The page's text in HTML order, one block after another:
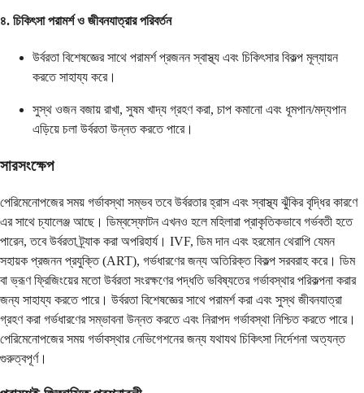
৪. চিকিৎসা পরামর্শ ও জীবনযাত্রার পরিবর্তন
উর্বরতা বিশেষজ্ঞের সাথে পরামর্শ প্রজনন স্বাস্থ্য এবং চিকিৎসার বিকল্প মূল্যায়ন
করতে সাহায্য করে।
সুস্থ ওজন বজায় রাখা, সুষম খাদ্য গ্রহণ করা, চাপ কমানো এবং ধূমপান/মদ্যপান
এড়িয়ে চলা উর্বরতা উন্নত করতে পারে।
সারসংক্ষেপ
পেরিমেনোপজের সময় গর্ভাবস্থা সম্ভব তবে উর্বরতার হ্রাস এবং স্বাস্থ্য ঝুঁকির বৃদ্ধির কারণে
এর সাথে চ্যালেঞ্জ আছে। ডিম্বস্ফোটন এখনও হলে মহিলারা প্রাকৃতিকভাবে গর্ভবতী হতে
পারেন, তবে উর্বরতা ট্র্যাক করা অপরিহার্য। IVF, ডিম দান এবং হরমোন থেরাপি যেমন
সহায়ক প্রজনন প্রযুক্তি (ART), গর্ভধারণের জন্য অতিরিক্ত বিকল্প সরবরাহ করে। ডিম
বা ভ্রূণ ফ্রিজিংয়ের মতো উর্বরতা সংরক্ষণের পদ্ধতি ভবিষ্যতের গর্ভাবস্থার পরিকল্পনা করার
জন্য সাহায্য করতে পারে। উর্বরতা বিশেষজ্ঞের সাথে পরামর্শ করা এবং সুস্থ জীবনযাত্রা
গ্রহণ করা গর্ভধারণের সম্ভাবনা উন্নত করতে এবং নিরাপদ গর্ভাবস্থা নিশ্চিত করতে পারে।
পেরিমেনোপজের সময় গর্ভাবস্থার নেভিগেশনের জন্য যথাযথ চিকিৎসা নির্দেশনা অত্যন্ত
গুরুত্বপূর্ণ।